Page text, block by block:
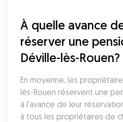
À quelle avance
réserver une
Déville-lès-Rouen?
En moyenne, les
lès-Rouen réservent une
à l'avance de leur
à tous les propriétaires de